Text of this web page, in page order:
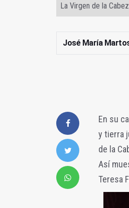
La Virgen de la
José María
En su
y tierra
de la
Así
Teresa